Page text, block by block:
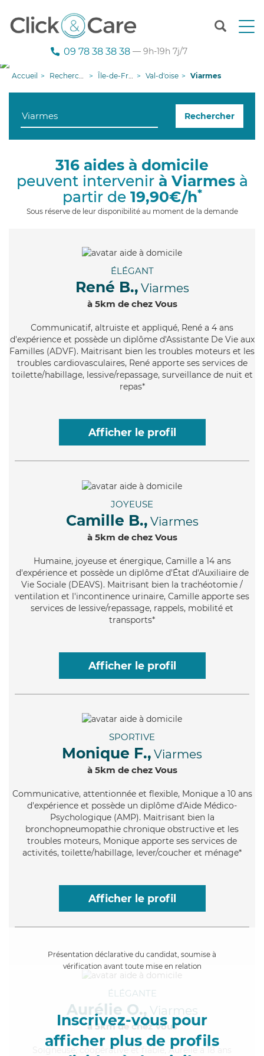
T
n
g
i
09 78 38 38 38 — 9h-19h 7j/7
Accueil Recherche aide à domicile Île-de-France Val-d'oise Viarmes
Rechercher
316 aides à domicile
peuvent intervenir à Viarmesà
partir de 19,90€/h*
Sous réserve de leur disponibilité au moment de la demande
ÉLÉGANT
René B., Viarmes
à 5km de chez Vous
Communicatif, altruiste et appliqué, René a 4 ans
d'expérience et possède un diplôme d'Assistante De Vie aux
Familles (ADVF). Maitrisant bien les troubles moteurs et les
troubles cardiovasculaires, René apporte ses services de
toilette/habillage, lessive/repassage, surveillance de nuit et
repas*
Afficher le profil
JOYEUSE
Camille B., Viarmes
à 5km de chez Vous
Humaine, joyeuse et énergique, Camille a 14 ans
d'expérience et possède un diplôme d'État d'Auxiliaire de
Vie Sociale (DEAVS). Maitrisant bien la trachéotomie /
ventilation et l'incontinence urinaire, Camille apporte ses
services de lessive/repassage, rappels, mobilité et
transports*
Afficher le profil
SPORTIVE
Monique F., Viarmes
à 5km de chez Vous
Communicative, attentionnée et flexible, Monique a 10 ans
d'expérience et possède un diplôme d'Aide Médico-
Psychologique (AMP). Maitrisant bien la
bronchopneumopathie chronique obstructive et les
troubles moteurs, Monique apporte ses services de
activités, toilette/habillage, lever/coucher et ménage*
Afficher le profil
Présentation déclarative du candidat, soumise à
vérification avant toute mise en relation
Inscrivez-vous pour
afficher plus de profils
ÉLÉGANTE
Aurélie O., Viarmes
à 5km de chez Vous
, coopérative et fiable, Aurélie a 18 ans